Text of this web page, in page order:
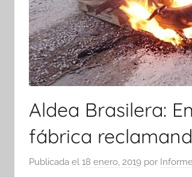
Aldea Brasilera:
fábrica
Publicada el 18 enero, 2019 por